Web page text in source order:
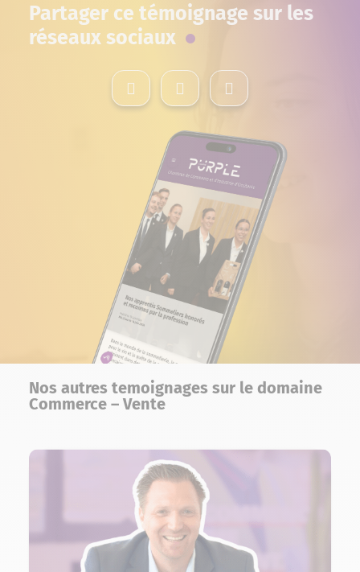
Partager ce témoignage sur les
réseaux sociaux
Nos autres temoignages sur le domaine
Commerce – Vente